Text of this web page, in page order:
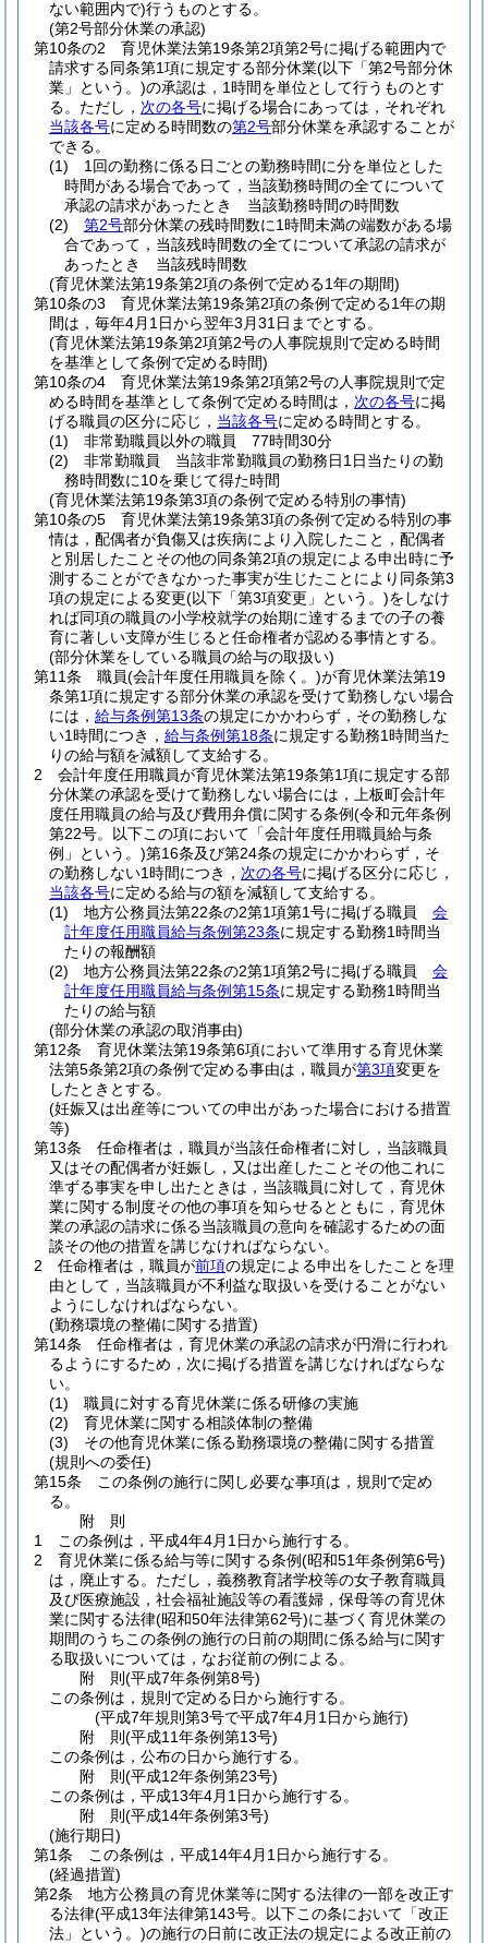
ない範囲内で)行うものとする。
(第2号部分休業の承認)
第10条の2
育児休業法第19条第2項第2号に掲げる範囲内で
請求する同条第1項に規定する部分休業(以下「第2号部分休
業」という。)の承認は，1時間を単位として行うものとす
る。 ただし， 次の各号に掲げる場合にあっては，それぞれ
当該各号に定める時間数の第2号部分休業を承認することが
できる。
(1)
1回の勤務に係る日ごとの勤務時間に分を単位とした
時間がある場合であって，当該勤務時間の全てについて
承認の請求があったとき 当該勤務時間の時間数
(2)
第2号部分休業の残時間数に1時間未満の端数がある場
合であって，当該残時間数の全てについて承認の請求が
あったとき 当該残時間数
(育児休業法第19条第2項の条例で定める1年の期間)
第10条の3
育児休業法第19条第2項の条例で定める1年の期
間は，毎年4月1日から翌年3月31日までとする。
(育児休業法第19条第2項第2号の人事院規則で定める時間
を基準として条例で定める時間)
第10条の4
育児休業法第19条第2項第2号の人事院規則で定
める時間を基準として条例で定める時間は， 次の各号に掲
げる職員の区分に応じ， 当該各号に定める時間とする。
(1)
非常勤職員以外の職員 77時間30分
(2)
非常勤職員 当該非常勤職員の勤務日1日当たりの勤
務時間数に10を乗じて得た時間
(育児休業法第19条第3項の条例で定める特別の事情)
第10条の5
育児休業法第19条第3項の条例で定める特別の事
情は，配偶者が負傷又は疾病により入院したこと，配偶者
と別居したことその他の同条第2項の規定による申出時に予
測することができなかった事実が生じたことにより同条第3
項の規定による変更(以下「第3項変更」という。)をしなけ
れば同項の職員の小学校就学の始期に達するまでの子の養
育に著しい支障が生じると任命権者が認める事情とする。
(部分休業をしている職員の給与の取扱い)
第11条
職員(会計年度任用職員を除く。)が育児休業法第19
条第1項に規定する部分休業の承認を受けて勤務しない場合
には， 給与条例第13条の規定にかかわらず，その勤務しな
い1時間につき， 給与条例第18条に規定する勤務1時間当た
りの給与額を減額して支給する。
2
会計年度任用職員が育児休業法第19条第1項に規定する部
分休業の承認を受けて勤務しない場合には，上板町会計年
度任用職員の給与及び費用弁償に関する条例(令和元年条例
第22号。以下この項において「会計年度任用職員給与条
例」という。)第16条及び第24条の規定にかかわらず，そ
の勤務しない1時間につき， 次の各号に掲げる区分に応じ，
当該各号に定める給与の額を減額して支給する。
(1)
地方公務員法第22条の2第1項第1号に掲げる職員 会
計年度任用職員給与条例第23条に規定する勤務1時間当
たりの報酬額
(2)
地方公務員法第22条の2第1項第2号に掲げる職員 会
計年度任用職員給与条例第15条に規定する勤務1時間当
たりの給与額
(部分休業の承認の取消事由)
第12条
育児休業法第19条第6項において準用する育児休業
法第5条第2項の条例で定める事由は，職員が第3項変更を
したときとする。
(妊娠又は出産等についての申出があった場合における措置
等)
第13条
任命権者は，職員が当該任命権者に対し，当該職員
又はその配偶者が妊娠し，又は出産したことその他これに
準ずる事実を申し出たときは，当該職員に対して，育児休
業に関する制度その他の事項を知らせるとともに，育児休
業の承認の請求に係る当該職員の意向を確認するための面
談その他の措置を講じなければならない。
2
任命権者は，職員が前項の規定による申出をしたことを理
由として，当該職員が不利益な取扱いを受けることがない
ようにしなければならない。
(勤務環境の整備に関する措置)
第14条
任命権者は，育児休業の承認の請求が円滑に行われ
るようにするため，次に掲げる措置を講じなければならな
い。
(1)
職員に対する育児休業に係る研修の実施
(2)
育児休業に関する相談体制の整備
(3)
その他育児休業に係る勤務環境の整備に関する措置
(規則への委任)
第15条
この条例の施行に関し必要な事項は，規則で定め
る。
附 則
1
この条例は，平成4年4月1日から施行する。
2
育児休業に係る給与等に関する条例(昭和51年条例第6号)
は，廃止する。 ただし，義務教育諸学校等の女子教育職員
及び医療施設，社会福祉施設等の看護婦，保母等の育児休
業に関する法律(昭和50年法律第62号)に基づく育児休業の
期間のうちこの条例の施行の日前の期間に係る給与に関す
る取扱いについては，なお従前の例による。
附 則(平成7年条例第8号)
この条例は，規則で定める日から施行する。
(平成7年規則第3号で平成7年4月1日から施行)
附 則(平成11年条例第13号)
この条例は，公布の日から施行する。
附 則(平成12年条例第23号)
この条例は，平成13年4月1日から施行する。
附 則(平成14年条例第3号)
(施行期日)
第1条
この条例は，平成14年4月1日から施行する。
(経過措置)
第2条
地方公務員の育児休業等に関する法律の一部を改正す
る法律(平成13年法律第143号。以下この条において「改正
法」という。)の施行の日前に改正法の規定による改正前の